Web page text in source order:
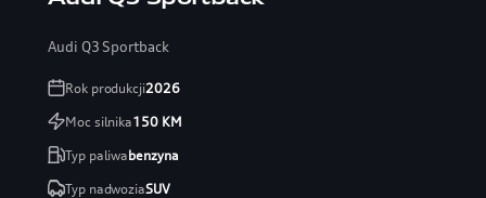
Audi Q3 Sportback
Rok produkcji2026
Moc silnika150KM
Typ paliwabenzyna
Typ nadwoziaSUV